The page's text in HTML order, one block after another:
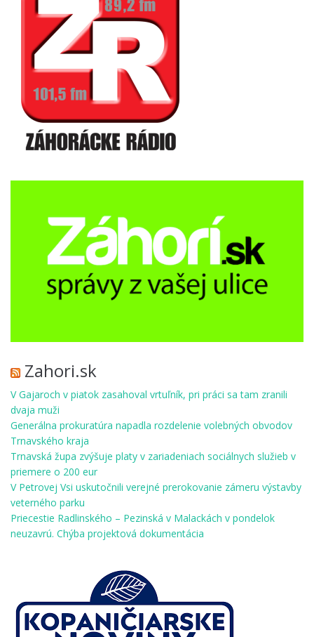
Zahori.sk
V Gajaroch v piatok zasahoval vrtuľník, pri práci sa tam zranili
dvaja muži
Generálna prokuratúra napadla rozdelenie volebných obvodov
Trnavského kraja
Trnavská župa zvýšuje platy v zariadeniach sociálnych služieb v
priemere o 200 eur
V Petrovej Vsi uskutočnili verejné prerokovanie zámeru výstavby
veterného parku
Priecestie Radlinského – Pezinská v Malackách v pondelok
neuzavrú. Chýba projektová dokumentácia